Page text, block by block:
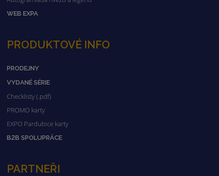
WEB EXPA
PRODUKTOVÉ INFO
PRODEJNY
VYDANÉ SÉRIE
Checklisty (.pdf)
PROMO karty
EXPO Pardubice karty
B2B SPOLUPRÁCE
PARTNEŘI